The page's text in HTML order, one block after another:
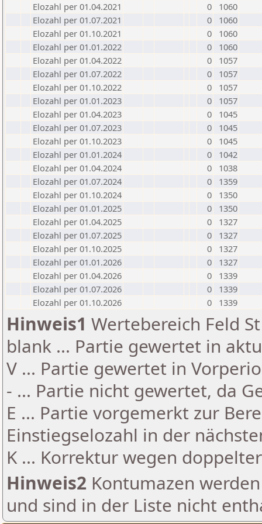
Elozahl per 01.04.2021
0
1060
Elozahl per 01.07.2021
0
1060
Elozahl per 01.10.2021
0
1060
Elozahl per 01.01.2022
0
1060
Elozahl per 01.04.2022
0
1057
Elozahl per 01.07.2022
0
1057
Elozahl per 01.10.2022
0
1057
Elozahl per 01.01.2023
0
1057
Elozahl per 01.04.2023
0
1045
Elozahl per 01.07.2023
0
1045
Elozahl per 01.10.2023
0
1045
Elozahl per 01.01.2024
0
1042
Elozahl per 01.04.2024
0
1038
Elozahl per 01.07.2024
0
1359
Elozahl per 01.10.2024
0
1350
Elozahl per 01.01.2025
0
1350
Elozahl per 01.04.2025
0
1327
Elozahl per 01.07.2025
0
1327
Elozahl per 01.10.2025
0
1327
Elozahl per 01.01.2026
0
1327
Elozahl per 01.04.2026
0
1339
Elozahl per 01.07.2026
0
1339
Elozahl per 01.10.2026
0 1339
Hinweis1 Wertebereich Feld
blank ... Partie gewertet in
V ... Partie gewertet in
- ... Partie nicht gewertet, da
E ... Partie vorgemerkt zur
Einstiegselozahl in der
K ... Korrektur wegen
Hinweis2 Kontumazen
und sind in der Liste nicht